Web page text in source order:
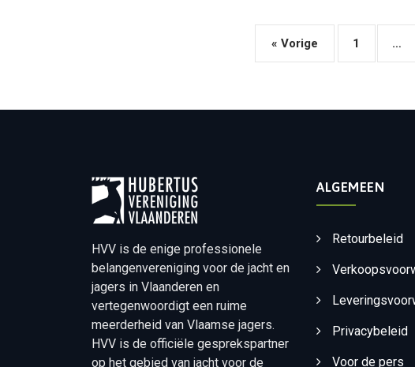
« Vorige 1 …
HVV is de enige professionele
belangenvereniging voor de jacht en
jagers in Vlaanderen en
vertegenwoordigt een ruime
meerderheid van Vlaamse jagers.
HVV is de officiële gesprekspartner
op het gebied van jacht voor de
ALGEMEEN
Retourbeleid
Privacybeleid
Voor de pers